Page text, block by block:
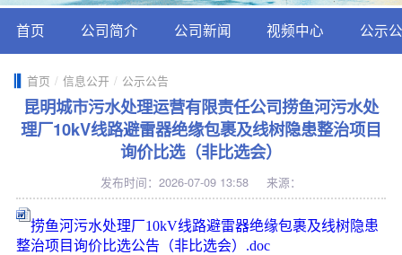
首页 公司简介 公司新闻 视频中心 公示
首页 / 信息公开 / 公示公告
昆明城市污水处理运营有限责任公司捞鱼河污水处
理厂10kV线路避雷器绝缘包裹及线树隐患整治项目
询价比选（非比选会）
发布时间：2026-07-09 13:58 来源：
捞鱼河污水处理厂10kV线路避雷器绝缘包裹及线树隐患
整治项目询价比选公告（非比选会）.doc